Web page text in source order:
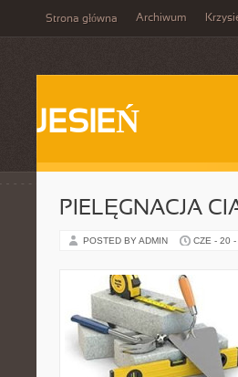
Strona główna Archiwum
JESIEŃ
PIELĘGNACJA
POSTED BY ADMIN CZE - 20